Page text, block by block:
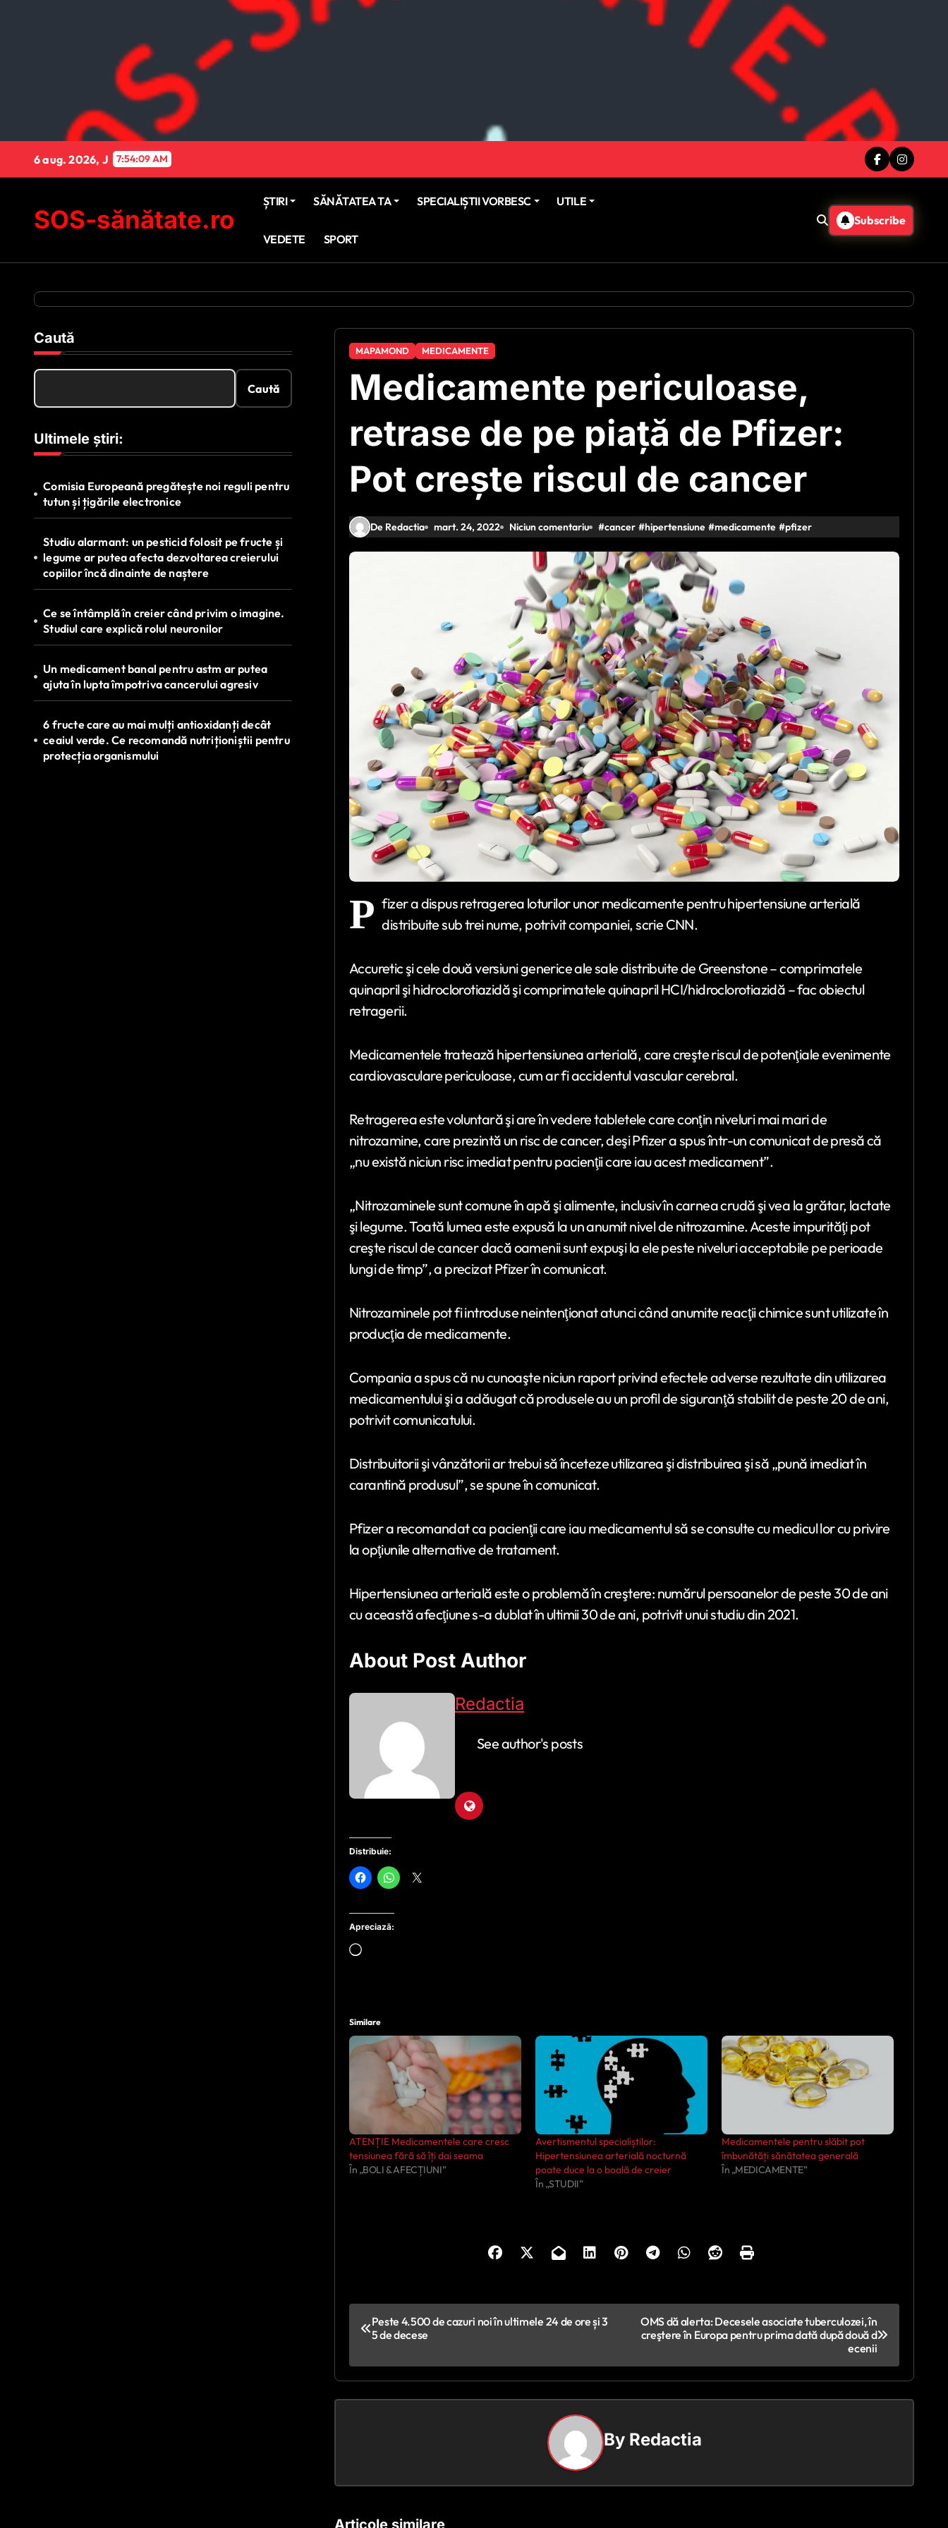
6 aug. 2026, J 7:54:10 AM
SOS-sănătate.ro
ȘTIRI SĂNĂTATEA TA SPECIALIȘTII VORBESC UTILE
VEDETE SPORT
Subscribe
Caută
Caută
Ultimele știri:
Comisia Europeană pregătește noi reguli pentru
tutun și țigările electronice
Studiu alarmant: un pesticid folosit pe fructe și
legume ar putea afecta dezvoltarea creierului
copiilor încă dinainte de naștere
Ce se întâmplă în creier când privim o imagine.
Studiul care explică rolul neuronilor
Un medicament banal pentru astm ar putea
ajuta în lupta împotriva cancerului agresiv
6 fructe care au mai mulți antioxidanți decât
ceaiul verde. Ce recomandă nutriționiștii pentru
protecția organismului
MAPAMOND MEDICAMENTE
Medicamente periculoase,
retrase de pe piață de Pfizer:
Pot crește riscul de cancer
De Redactia mart. 24, 2022 Niciun comentariu #cancer #hipertensiune #medicamente #pfizer
P fizer a dispus retragerea loturilor unor medicamente pentru hipertensiune arterială
distribuite sub trei nume, potrivit companiei, scrie CNN.
Accuretic şi cele două versiuni generice ale sale distribuite de Greenstone – comprimatele
quinapril şi hidroclorotiazidă şi comprimatele quinapril HCI/hidroclorotiazidă – fac obiectul
retragerii.
Medicamentele tratează hipertensiunea arterială, care creşte riscul de potenţiale evenimente
cardiovasculare periculoase, cum ar fi accidentul vascular cerebral.
Retragerea este voluntară şi are în vedere tabletele care conţin niveluri mai mari de
nitrozamine, care prezintă un risc de cancer, deşi Pfizer a spus într-un comunicat de presă că
„nu există niciun risc imediat pentru pacienţii care iau acest medicament”.
„Nitrozaminele sunt comune în apă şi alimente, inclusiv în carnea crudă şi vea la grătar, lactate
şi legume. Toată lumea este expusă la un anumit nivel de nitrozamine. Aceste impurităţi pot
creşte riscul de cancer dacă oamenii sunt expuşi la ele peste niveluri acceptabile pe perioade
lungi de timp”, a precizat Pfizer în comunicat.
Nitrozaminele pot fi introduse neintenţionat atunci când anumite reacţii chimice sunt utilizate în
producţia de medicamente.
Compania a spus că nu cunoaşte niciun raport privind efectele adverse rezultate din utilizarea
medicamentului şi a adăugat că produsele au un profil de siguranţă stabilit de peste 20 de ani,
potrivit comunicatului.
Distribuitorii şi vânzătorii ar trebui să înceteze utilizarea şi distribuirea şi să „pună imediat în
carantină produsul”, se spune în comunicat.
Pfizer a recomandat ca pacienţii care iau medicamentul să se consulte cu medicul lor cu privire
la opţiunile alternative de tratament.
Hipertensiunea arterială este o problemă în creştere: numărul persoanelor de peste 30 de ani
cu această afecţiune s-a dublat în ultimii 30 de ani, potrivit unui studiu din 2021.
About Post Author
Redactia
See author's posts
Distribuie:
Apreciază:
Încarc...
Similare
ATENȚIE Medicamentele care cresc
tensiunea fără să îți dai seama
În „BOLI & AFECȚIUNI”
Avertismentul specialiștilor:
Hipertensiunea arterială nocturnă
poate duce la o boală de creier
În „STUDII”
Medicamentele pentru slăbit pot
îmbunătăți sănătatea generală
În „MEDICAMENTE”
N
v
i
r
e
Peste 4.500 de cazuri noi în ultimele 24 de ore și 3
5 de decese
OMS dă alerta: Decesele asociate tuberculozei, în
creştere în Europa pentru prima dată după două d
ecenii
By Redactia
Articole similare